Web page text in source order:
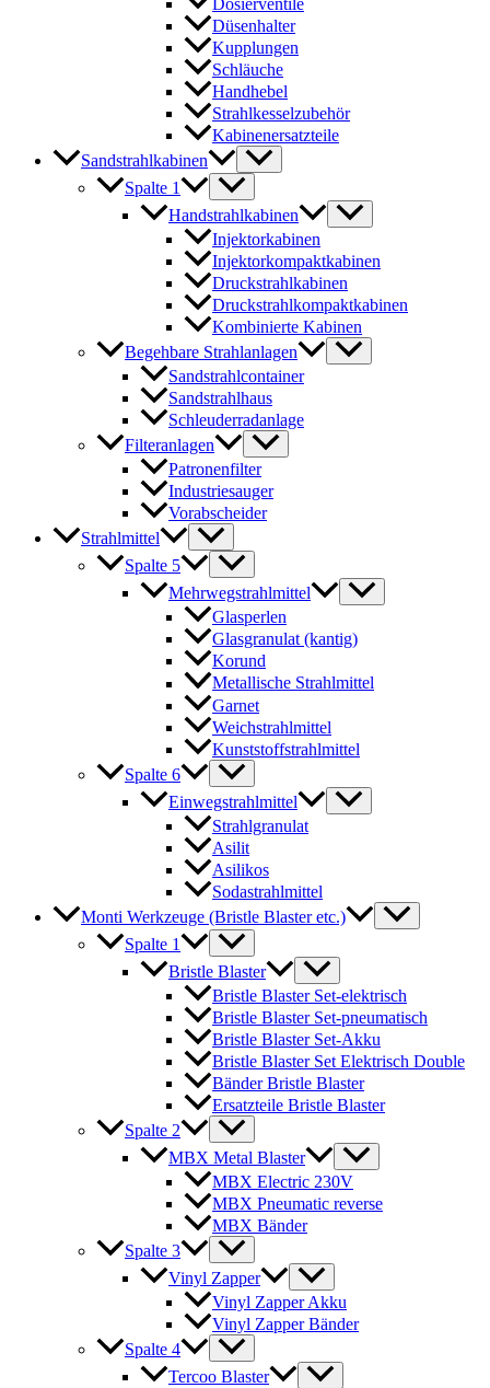
Düsenhalter
Kupplungen
Schläuche
Handhebel
Strahlkesselzubehör
Kabinenersatzteile
Sandstrahlkabinen
Spalte 1
Handstrahlkabinen
Injektorkabinen
Injektorkompaktkabinen
Druckstrahlkabinen
Druckstrahlkompaktkabinen
Kombinierte Kabinen
Begehbare Strahlanlagen
Sandstrahlcontainer
Sandstrahlhaus
Schleuderradanlage
Filteranlagen
Patronenfilter
Industriesauger
Vorabscheider
Strahlmittel
Spalte 5
Mehrwegstrahlmittel
Glasperlen
Glasgranulat (kantig)
Korund
Metallische Strahlmittel
Garnet
Weichstrahlmittel
Kunststoffstrahlmittel
Spalte 6
Einwegstrahlmittel
Strahlgranulat
Asilit
Asilikos
Sodastrahlmittel
Monti Werkzeuge (Bristle Blaster etc.)
Spalte 1
Bristle Blaster
Bristle Blaster Set-elektrisch
Bristle Blaster Set-pneumatisch
Bristle Blaster Set-Akku
Bristle Blaster Set Elektrisch Double
Bänder Bristle Blaster
Ersatzteile Bristle Blaster
Spalte 2
MBX Metal Blaster
MBX Electric 230V
MBX Pneumatic reverse
MBX Bänder
Spalte 3
Vinyl Zapper
Vinyl Zapper Akku
Vinyl Zapper Bänder
Spalte 4
Tercoo Blaster